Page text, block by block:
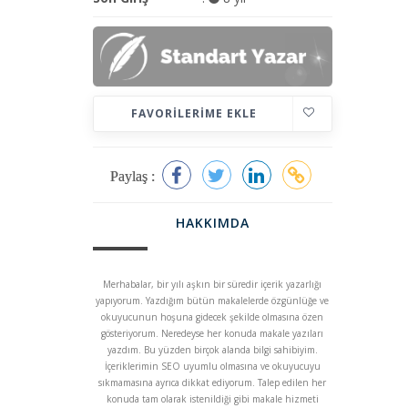
FAVORILERIME EKLE
Paylaş :
HAKKIMDA
Merhabalar, bir yılı aşkın bir süredir içerik yazarlığı
yapıyorum. Yazdığım bütün makalelerde özgünlüğe ve
okuyucunun hoşuna gidecek şekilde olmasına özen
gösteriyorum. Neredeyse her konuda makale yazıları
yazdım. Bu yüzden birçok alanda bilgi sahibiyim.
İçeriklerimin SEO uyumlu olmasına ve okuyucuyu
sıkmamasına ayrıca dikkat ediyorum. Talep edilen her
konuda tam olarak istenildiği gibi makale hizmeti